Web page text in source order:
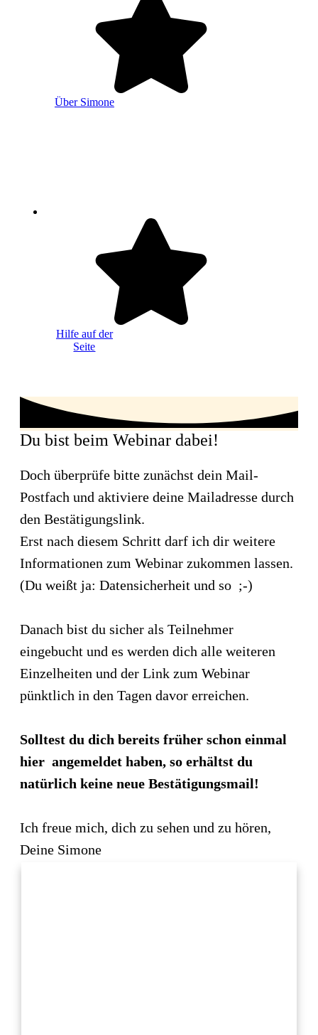
Über Simone
Hilfe auf der
Seite
Du bist beim Webinar dabei!
Doch überprüfe bitte zunächst dein Mail-
Postfach und aktiviere deine Mailadresse durch
den Bestätigungslink.
Erst nach diesem Schritt darf ich dir weitere
Informationen zum Webinar zukommen lassen.
(Du weißt ja: Datensicherheit und so ;-)
Danach bist du sicher als Teilnehmer
eingebucht und es werden dich alle weiteren
Einzelheiten und der Link zum Webinar
pünktlich in den Tagen davor erreichen.
Solltest du dich bereits früher schon einmal
hier angemeldet haben, so erhältst du
natürlich keine neue Bestätigungsmail!
Ich freue mich, dich zu sehen und zu hören,
Deine Simone